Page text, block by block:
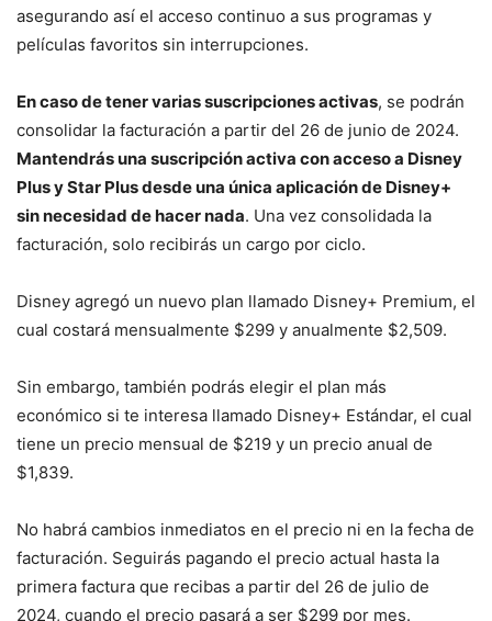
asegurando así el acceso continuo a sus programas y
películas favoritos sin interrupciones.
En caso de tener varias suscripciones activas, se podrán
consolidar la facturación a partir del 26 de junio de 2024.
Mantendrás una suscripción activa con acceso a Disney
Plus y Star Plus desde una única aplicación de Disney+
sin necesidad de hacer nada. Una vez consolidada la
facturación, solo recibirás un cargo por ciclo.
Disney agregó un nuevo plan llamado Disney+ Premium, el
cual costará mensualmente $299 y anualmente $2,509.
Sin embargo, también podrás elegir el plan más
económico si te interesa llamado Disney+ Estándar, el cual
tiene un precio mensual de $219 y un precio anual de
$1,839.
No habrá cambios inmediatos en el precio ni en la fecha de
facturación. Seguirás pagando el precio actual hasta la
primera factura que recibas a partir del 26 de julio de
2024, cuando el precio pasará a ser $299 por mes.